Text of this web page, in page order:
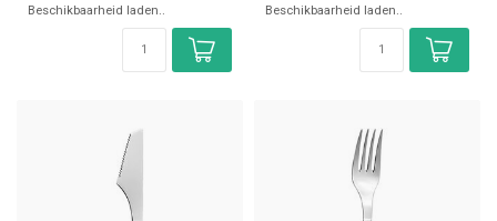
Beschikbaarheid laden.. Beschikbaarheid laden..